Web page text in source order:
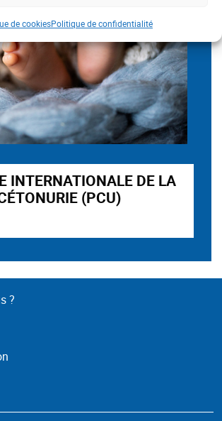
de cookiesPolitique de confidentialité
INTERNATIONALE DE LA
(PCU)
?